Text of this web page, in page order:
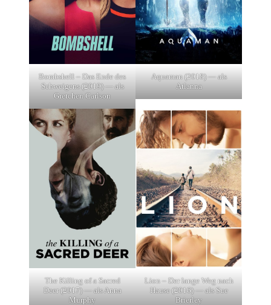
Bombshell – Das Ende des
Schweigens (2019) — als
Gretchen Carlson
Aquaman (2018) — als
Atlanna
The Killing of a Sacred
Deer (2017) — als Anna
Murphy
Lion – Der lange Weg nach
Hause (2016) — als Sue
Brierley